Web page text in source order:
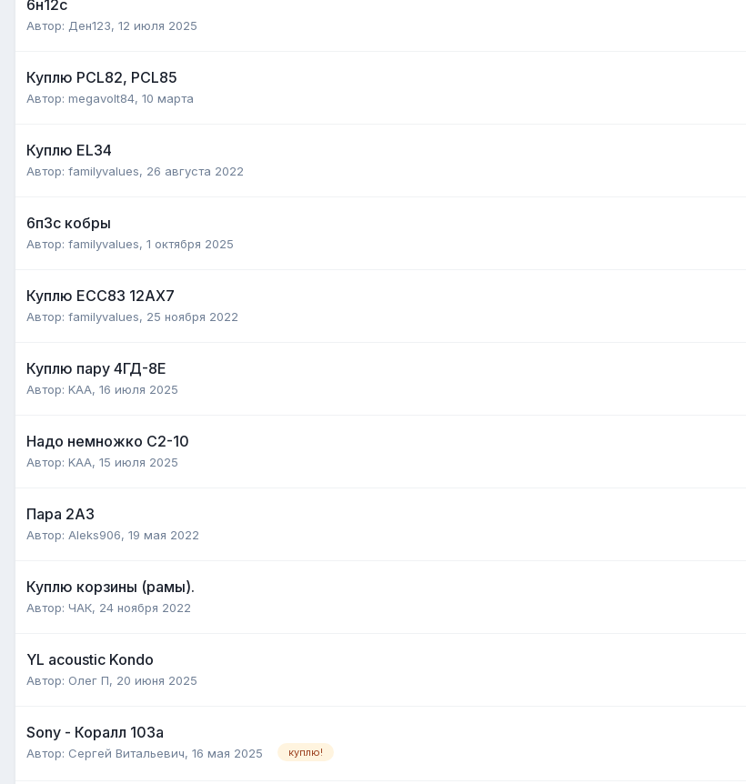
6н12с
Автор: Ден123, 12 июля 2025
Куплю PCL82, PCL85
Автор: megavolt84, 10 марта
Куплю EL34
Автор: familyvalues, 26 августа 2022
6п3с кобры
Автор: familyvalues, 1 октября 2025
Куплю ECC83 12AX7
Автор: familyvalues, 25 ноября 2022
Куплю пару 4ГД-8Е
Автор: KAA, 16 июля 2025
Надо немножко С2-10
Автор: KAA, 15 июля 2025
Пара 2А3
Автор: Aleks906, 19 мая 2022
Куплю корзины (рамы).
Автор: ЧАК, 24 ноября 2022
YL acoustic Kondo
Автор: Олег П, 20 июня 2025
Sony - Коралл 103а
Автор: Сергей Витальевич, 16 мая 2025 куплю!